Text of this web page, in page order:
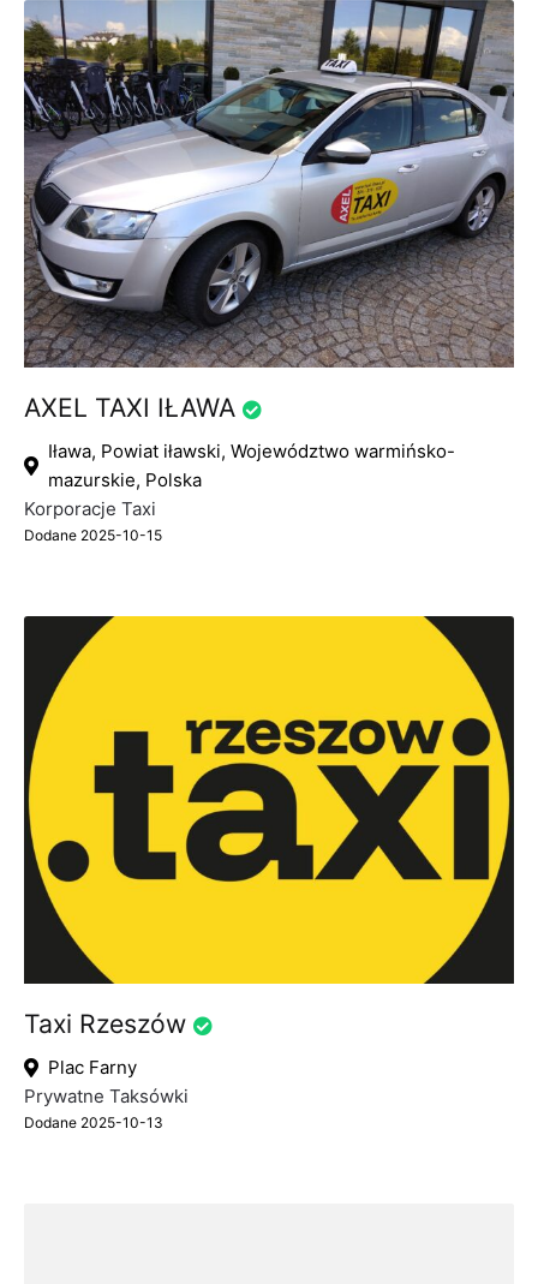
AXEL TAXI IŁAWA
Iława, Powiat iławski, Województwo warmińsko-
mazurskie, Polska
Korporacje Taxi
Dodane 2025-10-15
Taxi Rzeszów
Plac Farny
Prywatne Taksówki
Dodane 2025-10-13